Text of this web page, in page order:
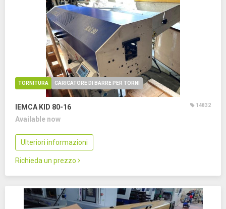
TORNITURA CARICATORE DI BARRE PER TORNI
IEMCA KID 80-16 14832
Available now
Ulteriori informazioni
Richieda un prezzo